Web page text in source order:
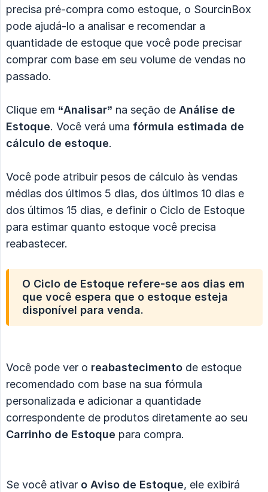
precisa pré-compra como estoque, o SourcinBox
pode ajudá-lo a analisar e recomendar a
quantidade de estoque que você pode precisar
comprar com base em seu volume de vendas no
passado.
Clique em “Analisar” na seção de Análise de
Estoque. Você verá uma fórmula estimada de
cálculo de estoque.
Você pode atribuir pesos de cálculo às vendas
médias dos últimos 5 dias, dos últimos 10 dias e
dos últimos 15 dias, e definir o Ciclo de Estoque
para estimar quanto estoque você precisa
reabastecer.
O Ciclo de Estoque refere-se aos dias em
que você espera que o estoque esteja
disponível para venda.
Você pode ver o reabastecimento de estoque
recomendado com base na sua fórmula
personalizada e adicionar a quantidade
correspondente de produtos diretamente ao seu
Carrinho de Estoque para compra.
Se você ativar o Aviso de Estoque, ele exibirá